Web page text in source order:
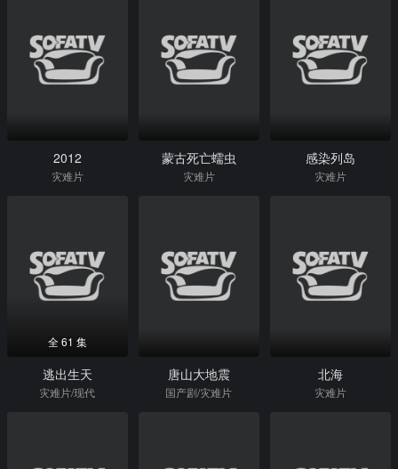
2012
灾难片
蒙古死亡蠕虫
灾难片
感染列岛
灾难片
全 61 集
逃出生天
灾难片/现代
唐山大地震
国产剧/灾难片
北海
灾难片